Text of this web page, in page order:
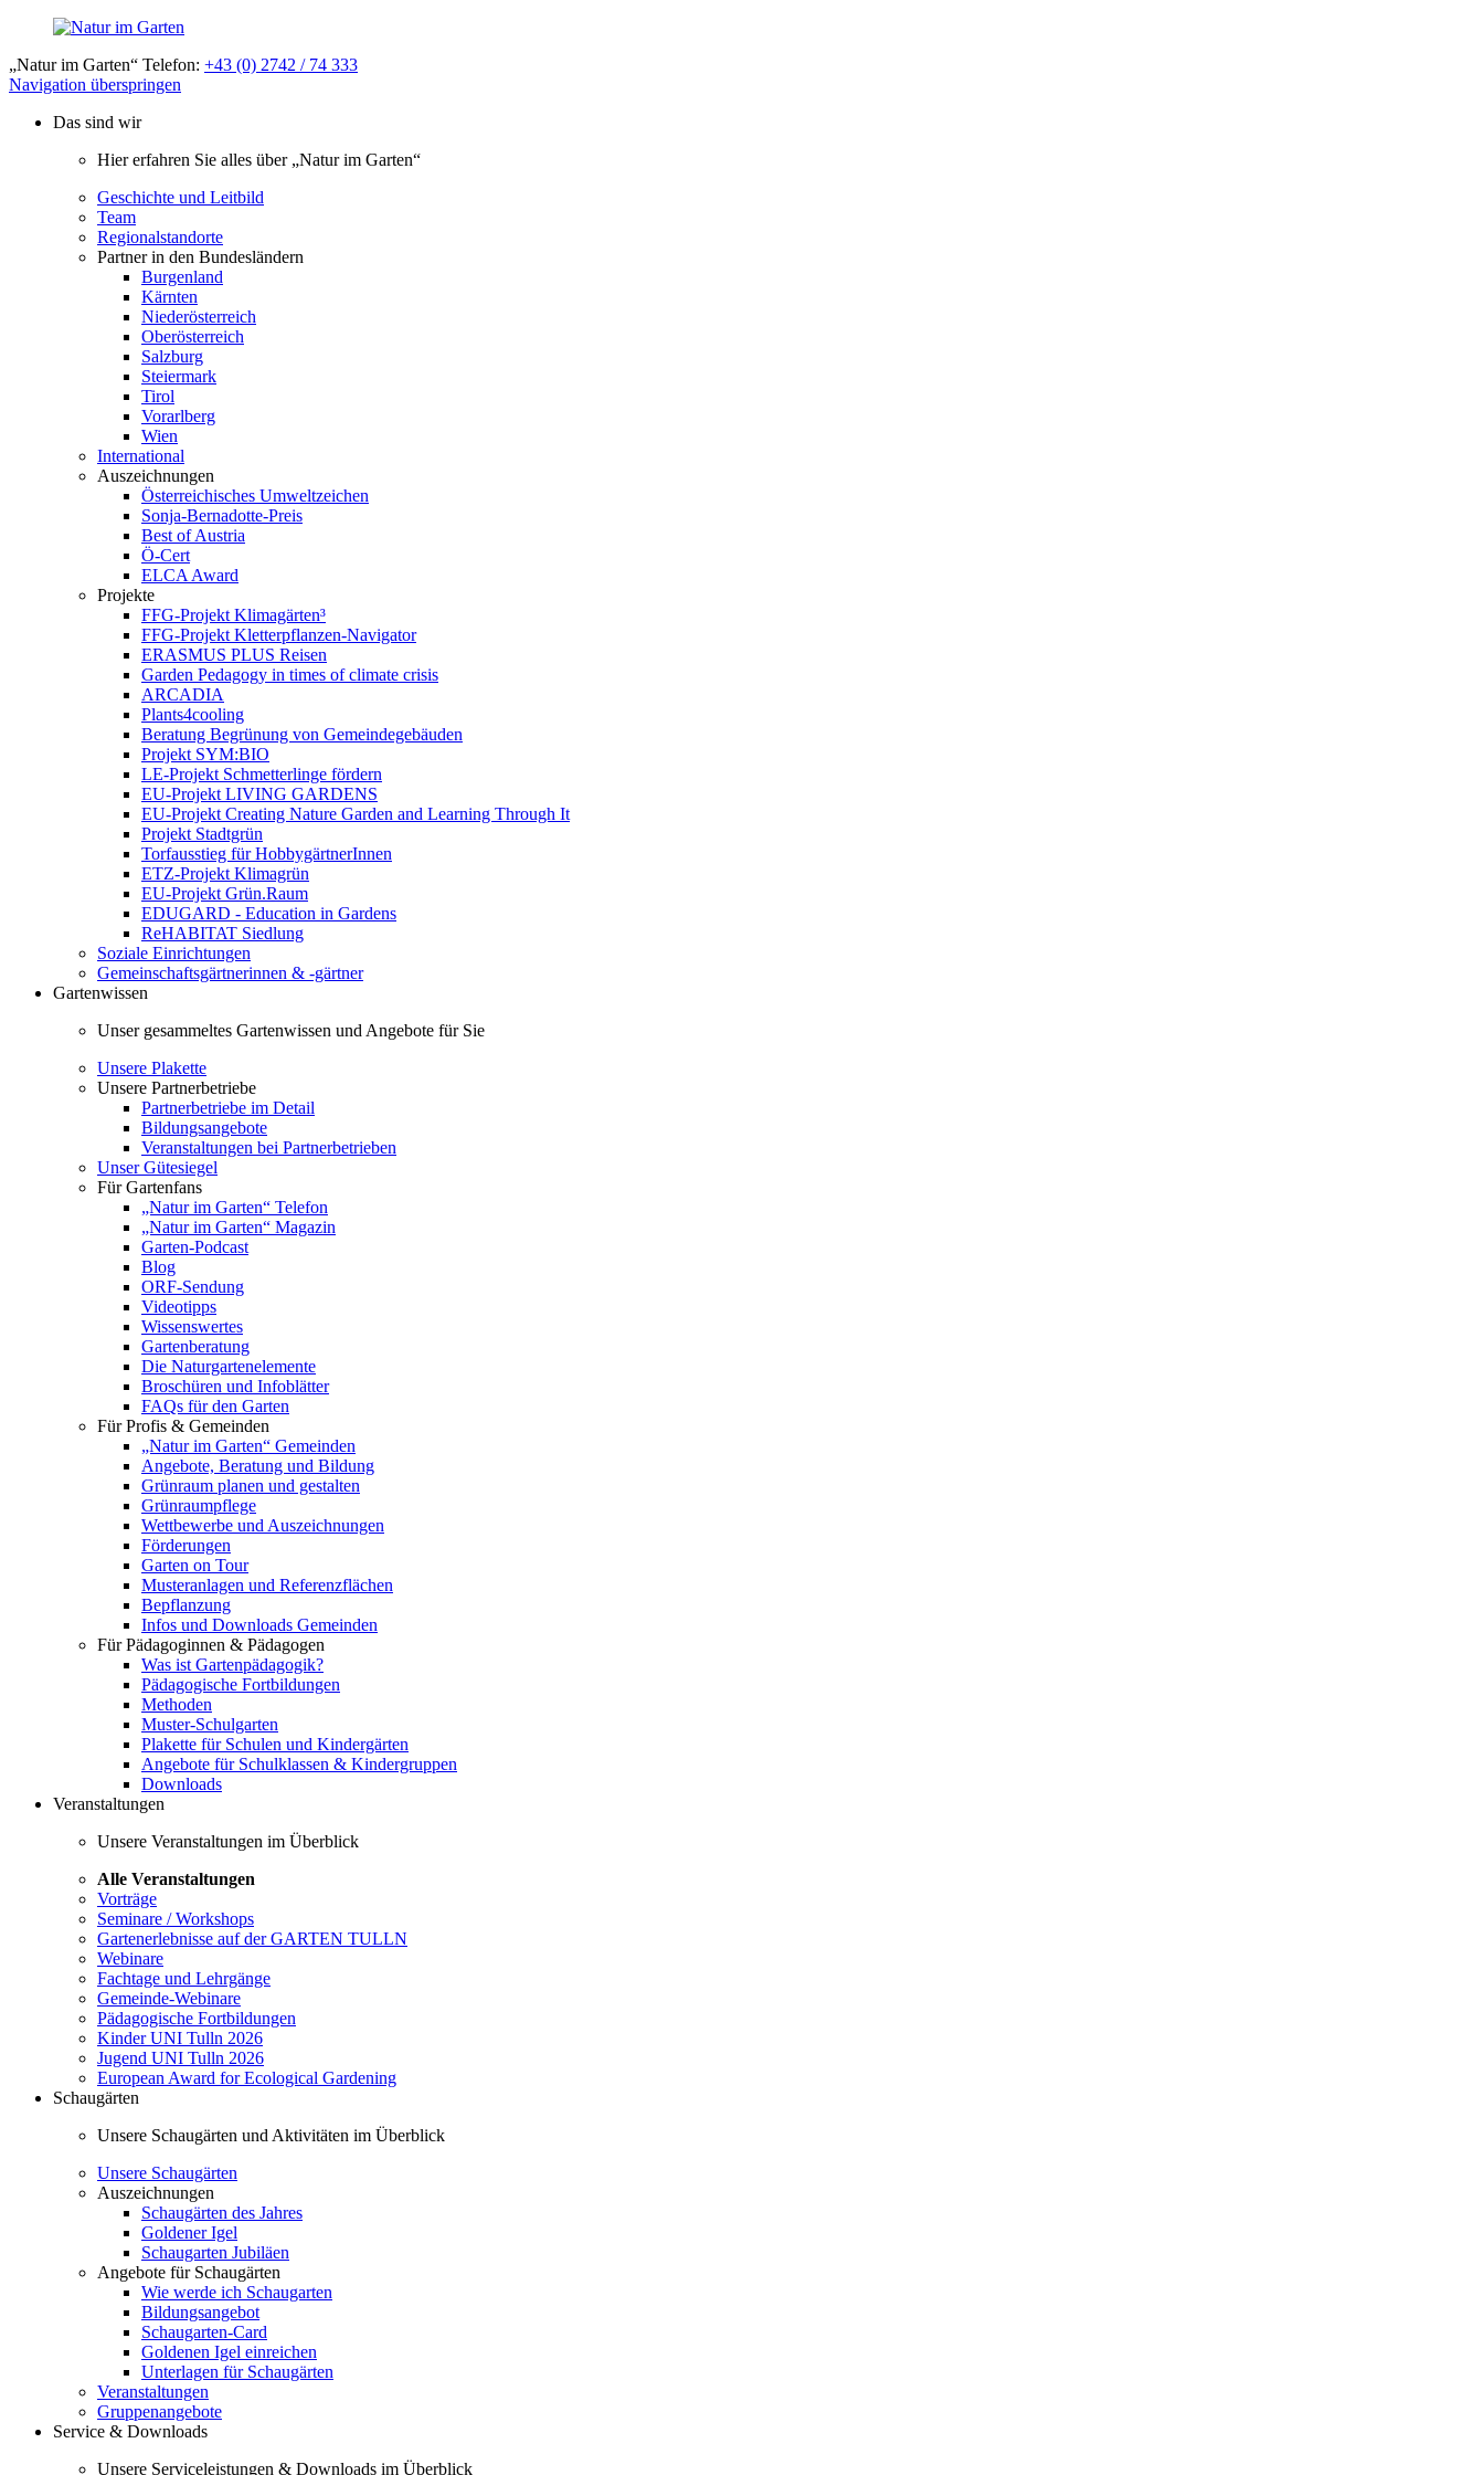
„Natur im Garten“ Telefon: +43 (0) 2742 / 74 333
Navigation überspringen
Das sind wir
Hier erfahren Sie alles über „Natur im Garten“
Geschichte und Leitbild
Team
Regionalstandorte
Partner in den Bundesländern
Burgenland
Kärnten
Niederösterreich
Oberösterreich
Salzburg
Steiermark
Tirol
Vorarlberg
Wien
International
Auszeichnungen
Österreichisches Umweltzeichen
Sonja-Bernadotte-Preis
Best of Austria
Ö-Cert
ELCA Award
Projekte
FFG-Projekt Klimagärten³
FFG-Projekt Kletterpflanzen-Navigator
ERASMUS PLUS Reisen
Garden Pedagogy in times of climate crisis
ARCADIA
Plants4cooling
Beratung Begrünung von Gemeindegebäuden
Projekt SYM:BIO
LE-Projekt Schmetterlinge fördern
EU-Projekt LIVING GARDENS
EU-Projekt Creating Nature Garden and Learning Through It
Projekt Stadtgrün
Torfausstieg für HobbygärtnerInnen
ETZ-Projekt Klimagrün
EU-Projekt Grün.Raum
EDUGARD - Education in Gardens
ReHABITAT Siedlung
Soziale Einrichtungen
Gemeinschaftsgärtnerinnen & -gärtner
Gartenwissen
Unser gesammeltes Gartenwissen und Angebote für Sie
Unsere Plakette
Unsere Partnerbetriebe
Partnerbetriebe im Detail
Bildungsangebote
Veranstaltungen bei Partnerbetrieben
Unser Gütesiegel
Für Gartenfans
„Natur im Garten“ Telefon
„Natur im Garten“ Magazin
Garten-Podcast
Blog
ORF-Sendung
Videotipps
Wissenswertes
Gartenberatung
Die Naturgartenelemente
Broschüren und Infoblätter
FAQs für den Garten
Für Profis & Gemeinden
„Natur im Garten“ Gemeinden
Angebote, Beratung und Bildung
Grünraum planen und gestalten
Grünraumpflege
Wettbewerbe und Auszeichnungen
Förderungen
Garten on Tour
Musteranlagen und Referenzflächen
Bepflanzung
Infos und Downloads Gemeinden
Für Pädagoginnen & Pädagogen
Was ist Gartenpädagogik?
Pädagogische Fortbildungen
Methoden
Muster-Schulgarten
Plakette für Schulen und Kindergärten
Angebote für Schulklassen & Kindergruppen
Downloads
Veranstaltungen
Unsere Veranstaltungen im Überblick
Alle Veranstaltungen
Vorträge
Seminare / Workshops
Gartenerlebnisse auf der GARTEN TULLN
Webinare
Fachtage und Lehrgänge
Gemeinde-Webinare
Pädagogische Fortbildungen
Kinder UNI Tulln 2026
Jugend UNI Tulln 2026
European Award for Ecological Gardening
Schaugärten
Unsere Schaugärten und Aktivitäten im Überblick
Unsere Schaugärten
Auszeichnungen
Schaugärten des Jahres
Goldener Igel
Schaugarten Jubiläen
Angebote für Schaugärten
Wie werde ich Schaugarten
Bildungsangebot
Schaugarten-Card
Goldenen Igel einreichen
Unterlagen für Schaugärten
Veranstaltungen
Gruppenangebote
Service & Downloads
Unsere Serviceleistungen & Downloads im Überblick